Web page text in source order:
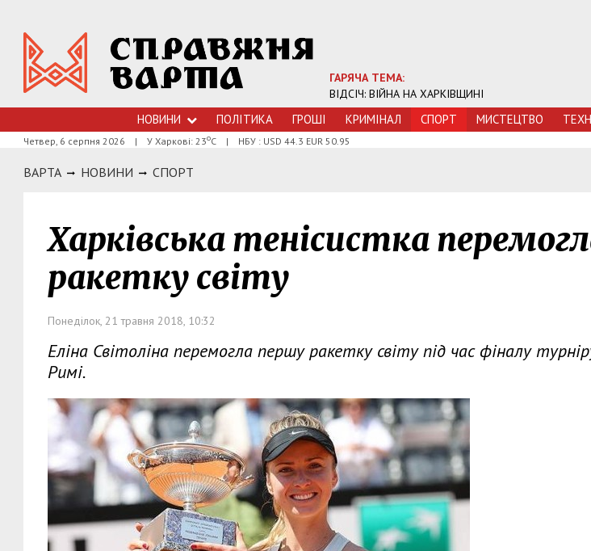
ГАРЯЧА ТЕМА:
ВІДСІЧ: ВІЙНА НА ХАРКІВЩИНІ
НОВИНИ ПОЛІТИКА ГРОШI КРИМIНАЛ СПОРТ МИСТЕЦТВО
Четвер, 6 серпня 2026 | У Харкові: 23оС | НБУ : USD 44.3 EUR 50.95
ВАРТА НОВИНИ СПОРТ
Харківська тенісистка
ракетку світу
Понеділок, 21 травня 2018, 10:32
Еліна Світоліна перемогла першу ракетку світу під час фіналу
Римі.